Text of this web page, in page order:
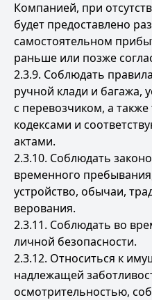
Компанией, при
будет предоставлено
самостоятельном
раньше или позже
2.3.9. Соблюдать
ручной клади и багажа,
с перевозчиком, а
кодексами и
актами.
2.3.10. Соблюдать
временного
устройство, обычаи,
верования.
2.3.11. Соблюдать во
личной безопасности.
2.3.12. Относиться к
надлежащей
осмотрительностью,